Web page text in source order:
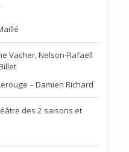
Vacher, Nelson-Rafaell
– Damien Richard
des 2 saisons et